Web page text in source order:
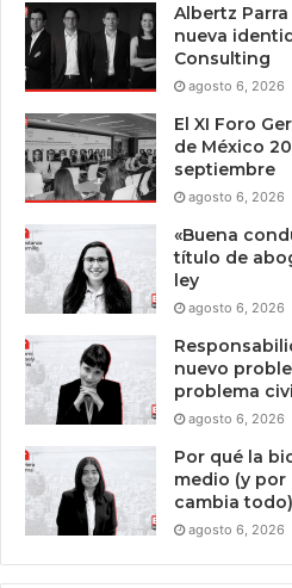
Albertz
nueva
Consulting
agosto 6, 2026
El XI Foro
de México
septiembre
agosto 6, 2026
«Buena
título de
ley
agosto 6, 2026
nuevo
problema
agosto 6, 2026
Por qué la
medio (y
cambia todo)
agosto 6, 2026